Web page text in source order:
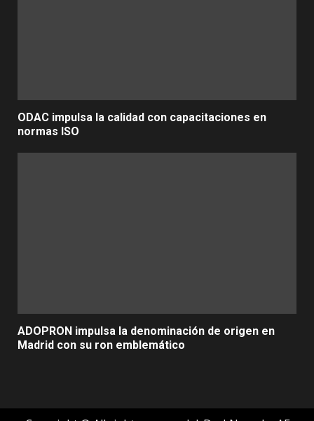
ODAC impulsa la calidad con capacitaciones en
normas ISO
ADOPRON impulsa la denominación de origen en
Madrid con su ron emblemático